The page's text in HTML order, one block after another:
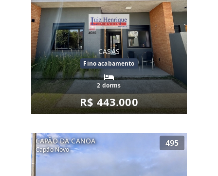
CASAS
Fino acabamento
2 dorms
R$ 443.000
CAPÃO DA CANOA
Capão Novo
495